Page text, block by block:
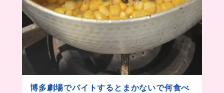
博多劇場でバイトするとまかないで何食べ